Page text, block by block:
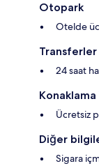
Otopark
Otelde
Transferler
24 saat
Konaklama
Ücretsiz
Diğer
Sigara